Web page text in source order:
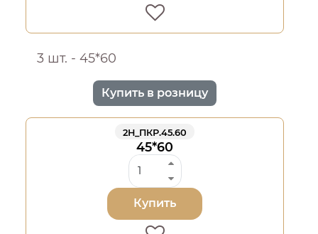
3 шт. - 45*60
Купить в розницу
2Н_ПКР.45.60
45*60
Купить